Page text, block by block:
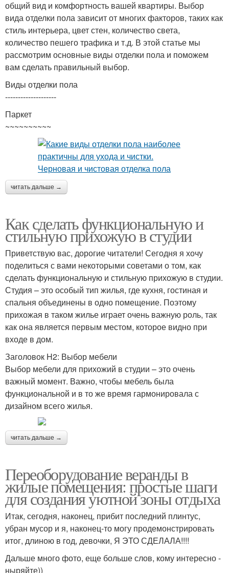
общий вид и комфортность вашей квартиры. Выбор
вида отделки пола зависит от многих факторов, таких как
стиль интерьера, цвет стен, количество света,
количество пешего трафика и т.д. В этой статье мы
рассмотрим основные виды отделки пола и поможем
вам сделать правильный выбор.
Виды отделки пола
--------------------
Паркет
~~~~~~~~~~
читать дальше →
Как сделать функциональную и
стильную прихожую в студии
Приветствую вас, дорогие читатели! Сегодня я хочу
поделиться с вами некоторыми советами о том, как
сделать функциональную и стильную прихожую в студии.
Студия – это особый тип жилья, где кухня, гостиная и
спальня объединены в одно помещение. Поэтому
прихожая в таком жилье играет очень важную роль, так
как она является первым местом, которое видно при
входе в дом.
Заголовок H2: Выбор мебели
Выбор мебели для прихожий в студии – это очень
важный момент. Важно, чтобы мебель была
функциональной и в то же время гармонировала с
дизайном всего жилья.
читать дальше →
Переоборудование веранды в
жилые помещения: простые шаги
для создания уютной зоны отдыха
Итак, сегодня, наконец, прибит последний плинтус,
убран мусор и я, наконец-то могу продемонстрировать
итог, длиною в год, девочки, Я ЭТО СДЕЛАЛА!!!!
Дальше много фото, еще больше слов, кому интересно -
ныряйте))